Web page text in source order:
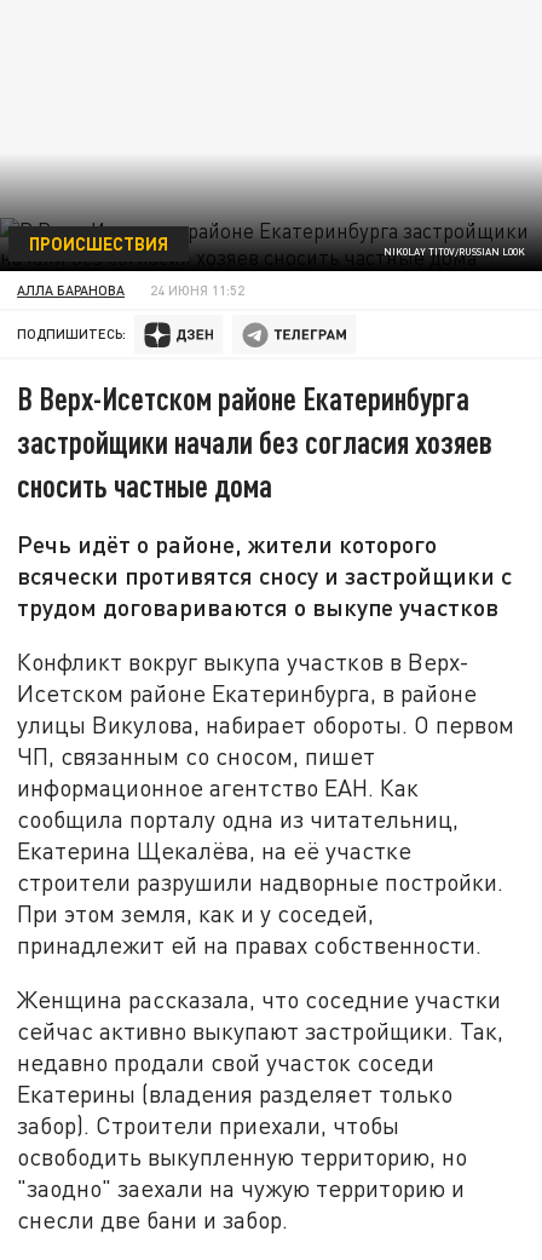
NIKOLAY TITOV/RUSSIAN LOOK
ПРОИСШЕСТВИЯ
АЛЛА БАРАНОВА 24 ИЮНЯ 11:52
ПОДПИШИТЕСЬ:
В Верх-Исетском районе Екатеринбурга
застройщики начали без согласия хозяев
сносить частные дома
Речь идёт о районе, жители которого
всячески противятся сносу и застройщики с
трудом договариваются о выкупе участков
Конфликт вокруг выкупа участков в Верх-
Исетском районе Екатеринбурга, в районе
улицы Викулова, набирает обороты. О первом
ЧП, связанным со сносом, пишет
информационное агентство ЕАН. Как
сообщила порталу одна из читательниц,
Екатерина Щекалёва, на её участке
строители разрушили надворные постройки.
При этом земля, как и у соседей,
принадлежит ей на правах собственности.
Женщина рассказала, что соседние участки
сейчас активно выкупают застройщики. Так,
недавно продали свой участок соседи
Екатерины (владения разделяет только
забор). Строители приехали, чтобы
освободить выкупленную территорию, но
"заодно" заехали на чужую территорию и
снесли две бани и забор.